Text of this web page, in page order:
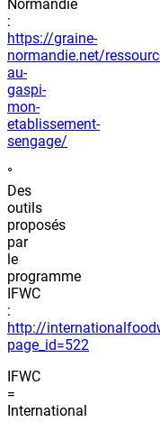
Normandie
:
https://graine-
normandie.net/
au-
gaspi-
mon-
etablissement-
sengage/
°
Des
outils
proposés
par
le
programme
IFWC
:
http://
page_id=522
IFWC
=
International